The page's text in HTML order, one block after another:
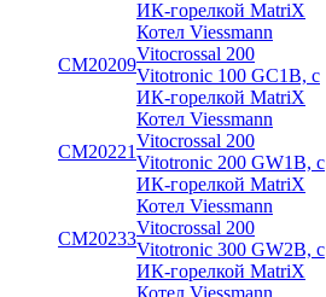
ИК-горелкой MatriX
CM20209
Котел Viessmann
Vitocrossal 200
Vitotronic 100 GC1B, с
ИК-горелкой MatriX
CM20221
Котел Viessmann
Vitocrossal 200
Vitotronic 200 GW1B, с
ИК-горелкой MatriX
CM20233
Котел Viessmann
Vitocrossal 200
Vitotronic 300 GW2B, с
ИК-горелкой MatriX
Котел Viessmann